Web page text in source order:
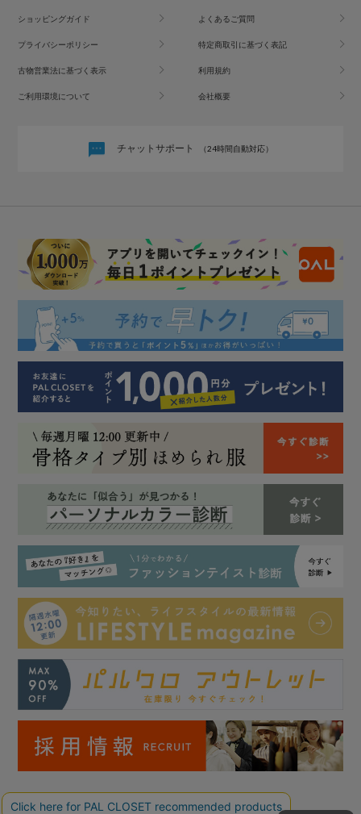
ショッピングガイド よくあるご質問
プライバシーポリシー 特定商取引に基づく表記
古物営業法に基づく表示 利用規約
ご利用環境について 会社概要
チャットサポート （24時間自動対応）